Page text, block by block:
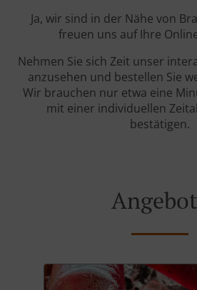
Ja, wir sind in der Nähe von
freuen uns auf Ihre
Nehmen Sie sich Zeit unser
anzusehen und bestellen Sie
Wir brauchen nur etwa eine
mit einer individuellen
bestätigen.